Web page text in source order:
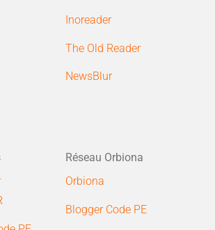
Inoreader
The Old Reader
NewsBlur
Réseau Orbiona
Orbiona
Blogger Code PE